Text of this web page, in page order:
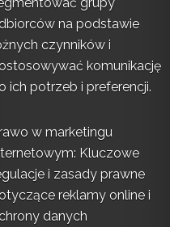
na podstawie
czynników i
komunikację
ich potrzeb i preferencji.
w marketingu
Kluczowe
i zasady prawne
reklamy online i
danych